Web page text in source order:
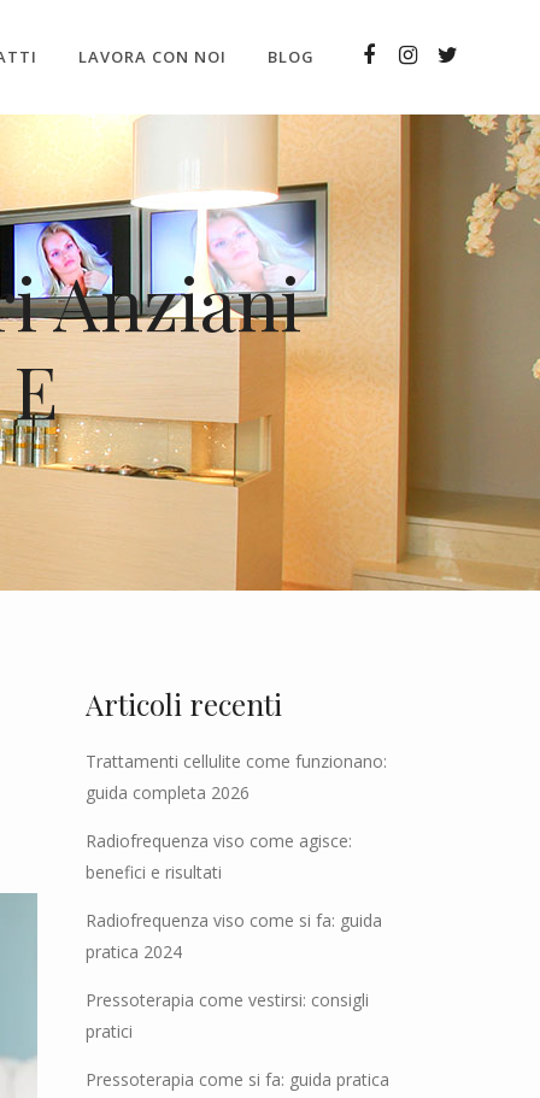
LAVORA CON NOI BLOG
Anziani
Articoli recenti
Trattamenti cellulite come funzionano:
guida completa 2026
Radiofrequenza viso come agisce:
benefici e risultati
Radiofrequenza viso come si fa: guida
pratica 2024
Pressoterapia come vestirsi: consigli
pratici
Pressoterapia come si fa: guida pratica